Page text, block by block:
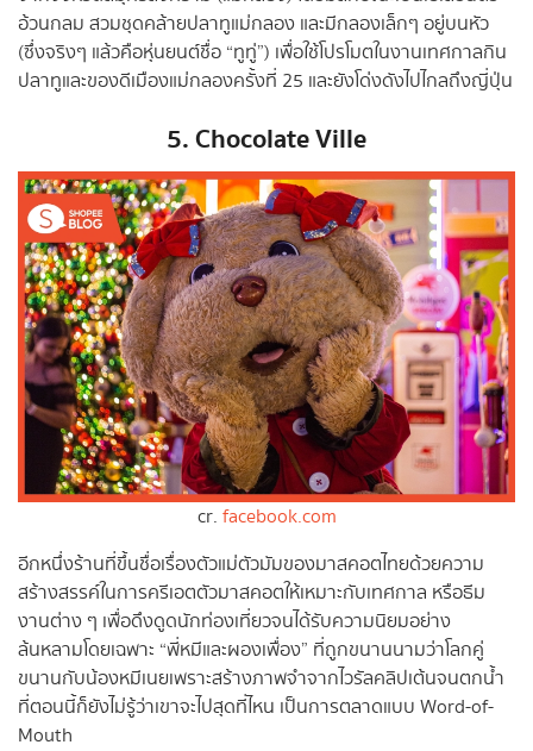
อ้วนกลม สวมชุดคล้ายปลาทูแม่กลอง และมีกลองเล็กๆ อยู่บนหัว
(ซึ่งจริงๆ แล้วคือหุ่นยนต์ชื่อ “ทูทู่”) เพื่อใช้โปรโมตในงานเทศกาลกิน
ปลาทูและของดีเมืองแม่กลองครั้งที่ 25 และยังโด่งดังไปไกลถึงญี่ปุ่น
5. Chocolate Ville
cr. facebook.com
อีกหนึ่งร้านที่ขึ้นชื่อเรื่องตัวแม่ตัวมัมของมาสคอตไทยด้วยความ
สร้างสรรค์ในการครีเอตตัวมาสคอตให้เหมาะกับเทศกาล หรือธีม
งานต่าง ๆ เพื่อดึงดูดนักท่องเที่ยวจนได้รับความนิยมอย่าง
ล้นหลามโดยเฉพาะ “พี่หมีและผองเพื่อง” ที่ถูกขนานนามว่าโลกคู่
ขนานกับน้องหมีเนยเพราะสร้างภาพจำจากไวรัลคลิปเต้นจนตกน้ำ
ที่ตอนนี้ก็ยังไม่รู้ว่าเขาจะไปสุดที่ไหน เป็นการตลาดแบบ Word-of-
Mouth